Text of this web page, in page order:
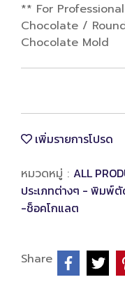
** For
Chocolate /
Chocolate Mold
เพิ่มรายการโปรด
หมวดหมู่ : ALL
ประเภทต่างๆ - พิมพ์
-ช็อคโกแลต
Share